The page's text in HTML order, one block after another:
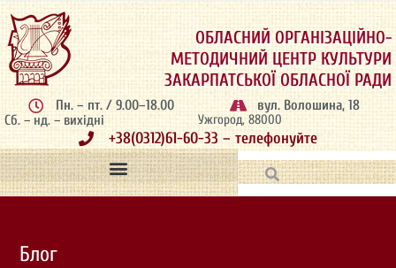
ОБЛАСНИЙ ОРГАНІЗАЦІЙНО-
МЕТОДИЧНИЙ ЦЕНТР КУЛЬТУРИ
ЗАКАРПАТСЬКОЇ ОБЛАСНОЇ РАДИ
Пн. – пт. / 9.00–18.00
Сб. – нд. – вихідні
вул. Волошина, 18
Ужгород, 88000
+38(0312)61-60-33 – телефонуйте
Блог